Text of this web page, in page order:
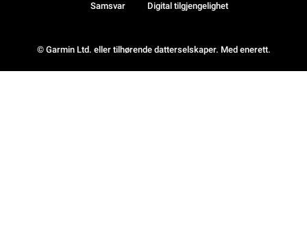
© Garmin Ltd. eller tilhørende datterselskaper. Med enerett.
Samsvar Digital tilgjengelighet